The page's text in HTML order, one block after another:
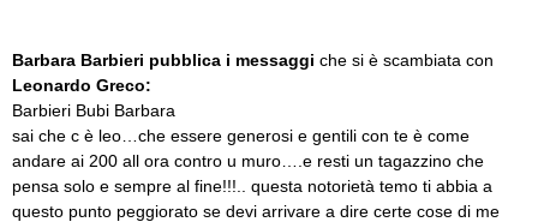
Barbara Barbieri pubblica i messaggi che si è scambiata con
Leonardo Greco:
Barbieri Bubi Barbara
sai che c è leo…che essere generosi e gentili con te è come
andare ai 200 all ora contro u muro….e resti un tagazzino che
pensa solo e sempre al fine!!!.. questa notorietà temo ti abbia a
questo punto peggiorato se devi arrivare a dire certe cose di me